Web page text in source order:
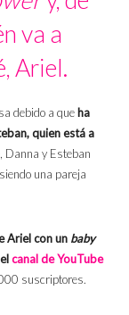
va a
Ariel.
debido a que ha
quien está a
Danna y Esteban
una pareja
Ariel con un baby
canal de YouTube
suscriptores.